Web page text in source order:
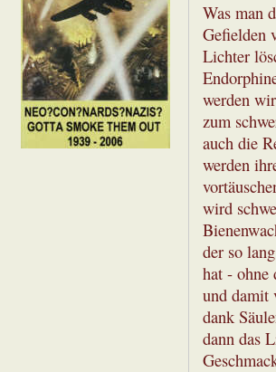
Was man
Gefielden
Lichter
werden
zum
auch die
werden
wird
der so
hat - ohne
und damit
dank
dann das